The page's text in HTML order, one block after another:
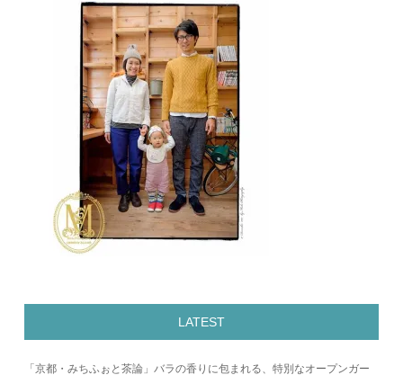
LATEST
「京都・みちふぉと茶論」バラの香りに包まれる、特別なオープンガー